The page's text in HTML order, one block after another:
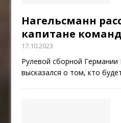
Нагельсманн
капитане
17.10.2023
Рулевой сборной
высказался о том, кто